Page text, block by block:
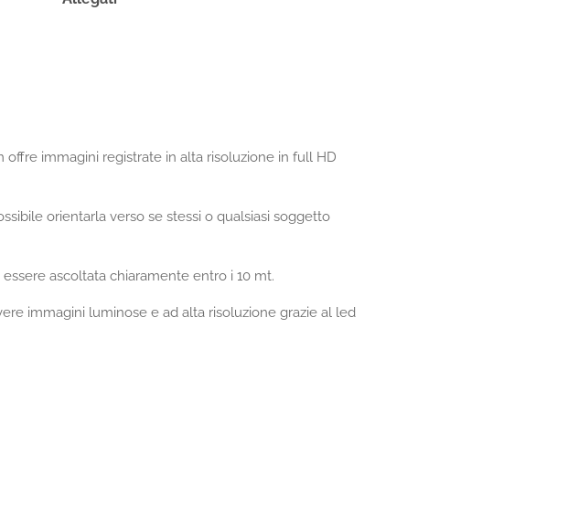
immagini registrate in alta risoluzione in full HD
orientarla verso se stessi o qualsiasi soggetto
ascoltata chiaramente entro i 10 mt.
immagini luminose e ad alta risoluzione grazie al led